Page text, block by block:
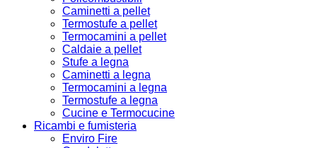
Caminetti a pellet
Termostufe a pellet
Termocamini a pellet
Caldaie a pellet
Stufe a legna
Caminetti a legna
Termocamini a legna
Termostufe a legna
Cucine e Termocucine
Ricambi e fumisteria
Enviro Fire